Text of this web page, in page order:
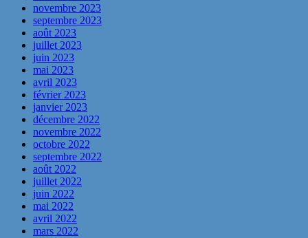
novembre 2023
septembre 2023
août 2023
juillet 2023
juin 2023
mai 2023
avril 2023
février 2023
janvier 2023
décembre 2022
novembre 2022
octobre 2022
septembre 2022
août 2022
juillet 2022
juin 2022
mai 2022
avril 2022
mars 2022